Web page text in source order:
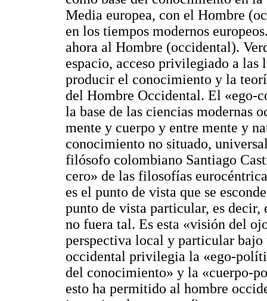
Media europea, con el Hombre
en los tiempos modernos
ahora al Hombre (occidental).
espacio, acceso privilegiado a las
producir el conocimiento y la
del Hombre Occidental. El «ego-
la base de las ciencias modernas
mente y cuerpo y entre mente y
conocimiento no situado,
filósofo colombiano Santiago
cero» de las filosofías
es el punto de vista que se
punto de vista particular, es decir,
no fuera tal. Es esta «visión del
perspectiva local y particular
occidental privilegia la «ego-
del conocimiento» y la «cuerpo-
esto ha permitido al hombre